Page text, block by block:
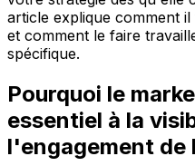
article explique comment
et comment le faire
spécifique.
Pourquoi le
essentiel à la
l'engagement de